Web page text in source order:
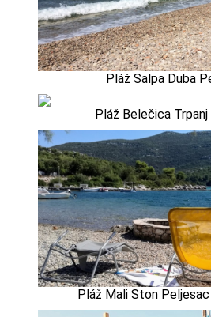
Pláž Salpa Duba
Pláž Belečica
Pláž Mali Ston